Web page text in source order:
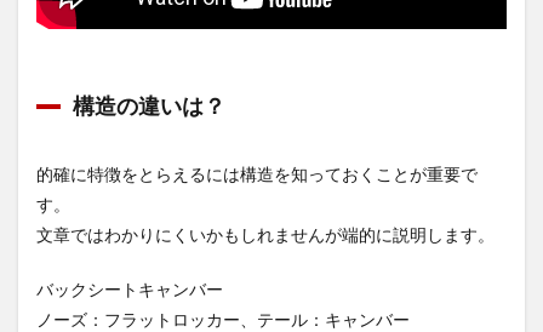
構造の違いは？
的確に特徴をとらえるには構造を知っておくことが重要で
す。
文章ではわかりにくいかもしれませんが端的に説明します。
バックシートキャンバー
ノーズ：フラットロッカー、テール：キャンバー